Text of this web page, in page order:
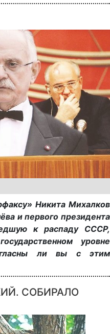
Никита Михалков
и первого президента
к распаду СССР,
уровне
ли вы с этим
СОБИРАЛО